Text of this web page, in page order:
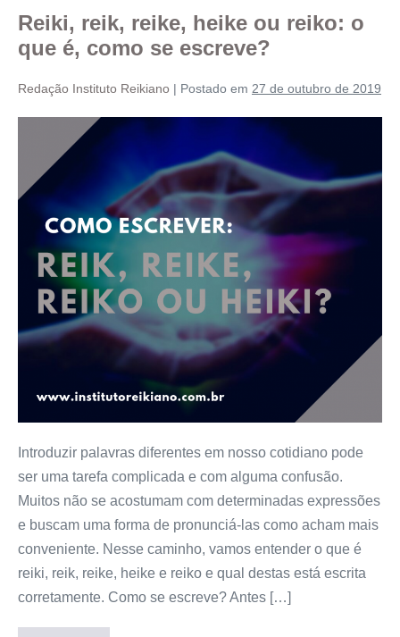
Reiki, reik, reike, heike ou reiko: o
que é, como se escreve?
Redação Instituto Reikiano | Postado em 27 de outubro de 2019
Introduzir palavras diferentes em nosso cotidiano pode
ser uma tarefa complicada e com alguma confusão.
Muitos não se acostumam com determinadas expressões
e buscam uma forma de pronunciá-las como acham mais
conveniente. Nesse caminho, vamos entender o que é
reiki, reik, reike, heike e reiko e qual destas está escrita
corretamente. Como se escreve? Antes […]